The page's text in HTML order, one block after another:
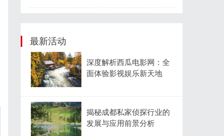
最新活动
深度解析西瓜电影网：全
面体验影视娱乐新天地
揭秘成都私家侦探行业的
发展与应用前景分析